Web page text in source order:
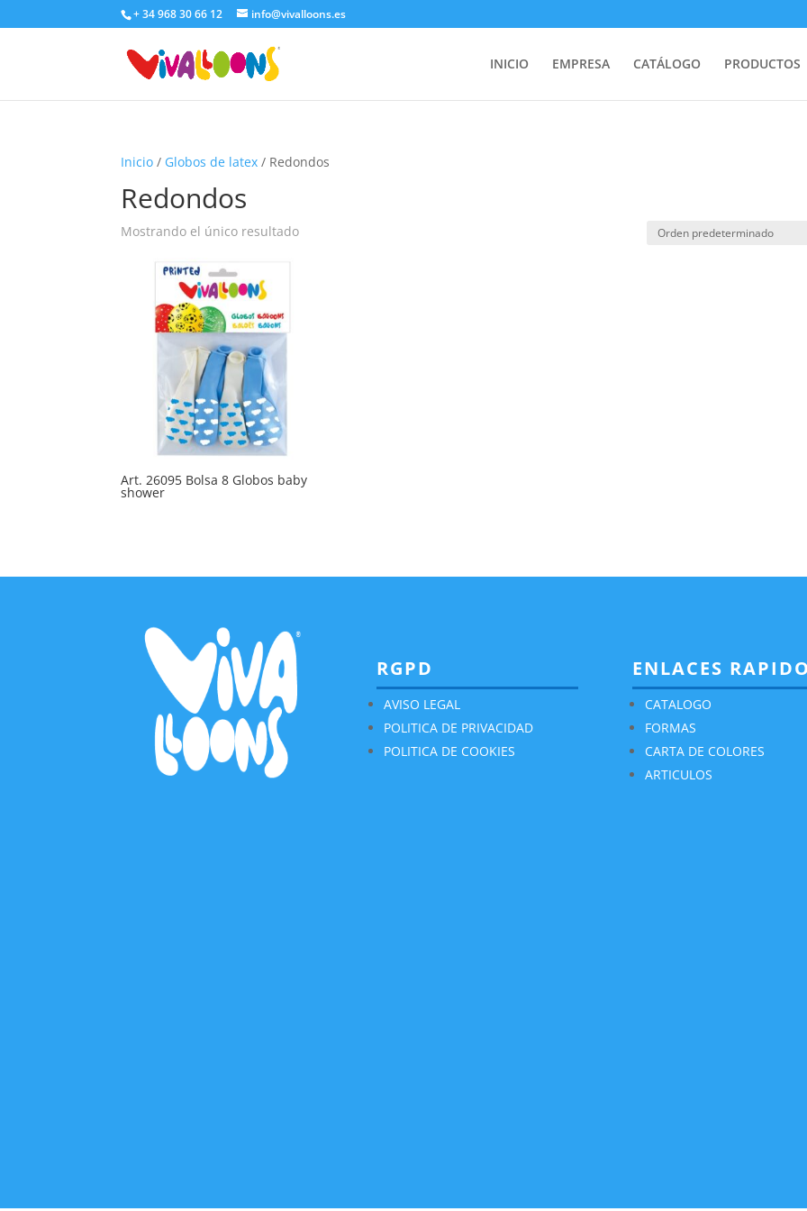
+ 34 968 30 66 12 info@vivalloons.es
INICIO EMPRESA CATÁLOGO PRODUCTOS
Inicio / Globos de latex / Redondos
Redondos
Mostrando el único resultado
Art. 26095 Bolsa 8 Globos baby
shower
RGPD
AVISO LEGAL
POLITICA DE PRIVACIDAD
POLITICA DE COOKIES
ENLACES
CATALOGO
FORMAS
CARTA DE COLORES
ARTICULOS